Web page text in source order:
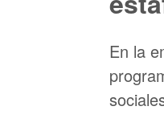
En la